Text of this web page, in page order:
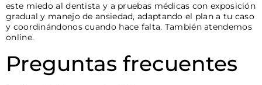
este miedo al dentista y a pruebas médicas con exposición
gradual y manejo de ansiedad, adaptando el plan a tu caso
y coordinándonos cuando hace falta. También atendemos
online.
Preguntas frecuentes